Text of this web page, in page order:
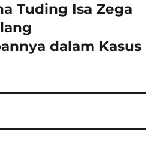
Tuding Isa Zega
dalam Kasus